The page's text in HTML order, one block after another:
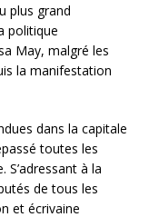
plus grand
politique
May, malgré les
la manifestation
dans la capitale
toutes les
à la
de tous les
et écrivaine